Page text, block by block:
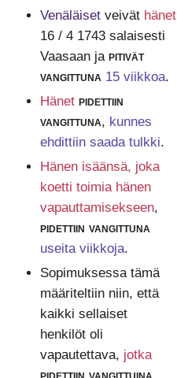
Venäläisetveivät hänet
16 / 4 1743 salaisesti
Vaasaan ja pitivät
vangittuna 15 viikkoa.
Hänet pidettiin
vangittuna, kunnes
ehdittiin saada tulkki.
Hänen isäänsä, joka
koetti toimia hänen
vapauttamisekseen,
pidettiin vangittuna
useita viikkoja.
Sopimuksessa tämä
määriteltiin niin, että
kaikki sellaiset
henkilöt oli
vapautettava, jotka